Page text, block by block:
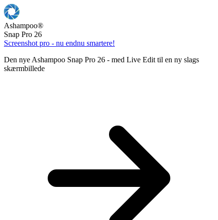
Ashampoo®
Snap Pro 26
Screenshot pro - nu endnu smartere!
Den nye Ashampoo Snap Pro 26 - med Live Edit til en ny slags
skærmbillede